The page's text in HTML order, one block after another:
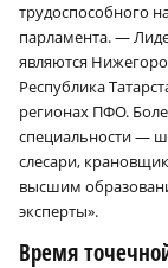
трудоспособного
парламента. —
являются
Республика
регионах ПФО.
специальности —
слесари,
высшим
эксперты».
Время